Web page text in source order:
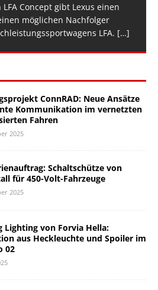
Concept gibt Lexus einen
möglichen Nachfolger
LFA. […]
ConnRAD: Neue Ansätze
Kommunikation im vernetzten
Fahren
2025
Schaltschütze von
für 450-Volt-Fahrzeuge
2025
Lighting von Forvia Hella:
aus Heckleuchte und Spoiler im
02